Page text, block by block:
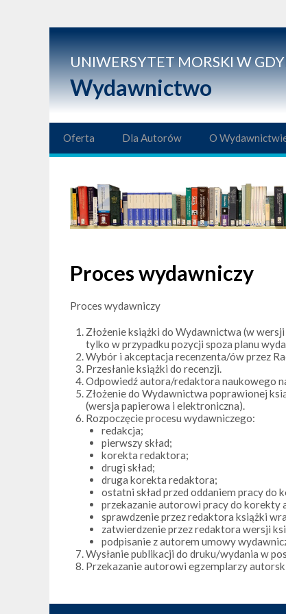
UNIWERSYTET MORSKI W
Wydawnictwo
Oferta Dla Autorów O
Proces wydawniczy
Proces wydawniczy
Złożenie książki do Wydawnictwa (w
tylko w przypadku pozycji spoza planu
Wybór i akceptacja recenzenta/ów przez
Przesłanie książki do recenzji.
Odpowiedź autora/redaktora naukowego
Złożenie do Wydawnictwa poprawionej
(wersja papierowa i elektroniczna).
Rozpoczęcie procesu wydawniczego:
redakcja;
pierwszy skład;
korekta redaktora;
drugi skład;
druga korekta redaktora;
ostatni skład przed oddaniem pracy do
przekazanie autorowi pracy do korekty
sprawdzenie przez redaktora książki
zatwierdzenie przez redaktora wersji
podpisanie z autorem umowy
Wysłanie publikacji do druku/wydania w
Przekazanie autorowi egzemplarzy